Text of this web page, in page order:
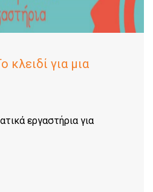
κλειδί για μια
εργαστήρια για